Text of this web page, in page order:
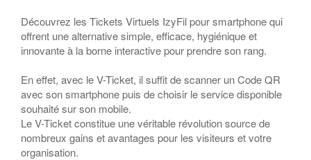
Découvrez les Tickets Virtuels IzyFil pour smartphone qui
offrent une alternative simple, efficace, hygiénique et
innovante à la borne interactive pour prendre son rang.
En effet, avec le V-Ticket, il suffit de scanner un Code QR
avec son smartphone puis de choisir le service disponible
souhaité sur son mobile.
Le V-Ticket constitue une véritable révolution source de
nombreux gains et avantages pour les visiteurs et votre
organisation.